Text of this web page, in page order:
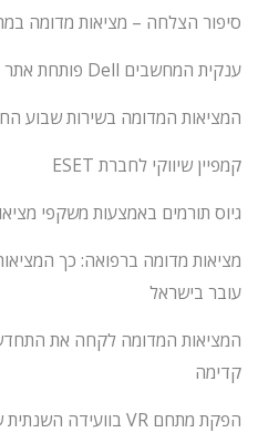
סיפור הצלחה – מציאות מדומה
ענקית המחשבים Dell פותחת אתר במטאוורס
המציאות המדומה בשירות שבוע
קמפיין שיווקי לחברת ESET
גיוס תורמים באמצעות משקפי
מציאות מדומה ברפואה: כך
עובר בישראל
המציאות המדומה לקחה את
קדימה
הפקת מתחם VR בוועידה השנתית של הלשכה לטכנולוגיות מידע